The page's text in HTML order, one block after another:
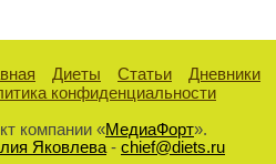
Диеты Статьи
Дневники
конфиденциальности
компании «МедиаФорт».
Яковлева - chief@diets.ru